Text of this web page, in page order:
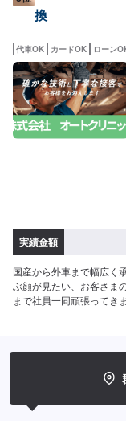
積りにご納得いただけれ
お写真や詳細などをお送
いる間、ご入用のお客様
気軽にお問い合わせくだ
【定休日・営業時間】定
換
代車OK カードOK ローン
実績金額
国産から外車まで幅広く
ぶ顔が見たい、お客さま
まで社員一同頑張ってき
おクルマの事ならどんな
---------【1】オファーに
通常即日で納車となりま